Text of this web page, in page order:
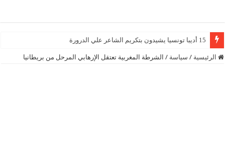
15 أديبا تونسيا يشيدون بتكريم الشاعر علي الدرورة
الرئيسية / سياسة / الشرطة المغربية تعتقل الإرهابي المرحل من بريطانيا